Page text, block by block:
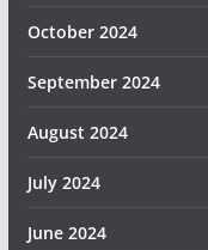
October 2024
September 2024
August 2024
July 2024
June 2024